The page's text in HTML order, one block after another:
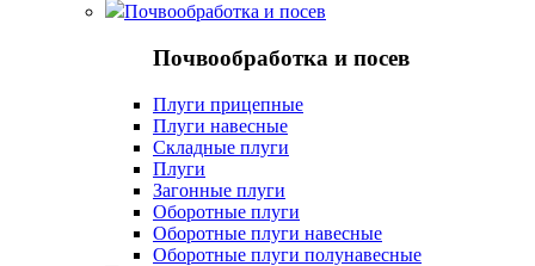
Почвообработка и посев
Почвообработка и посев
Плуги прицепные
Плуги навесные
Складные плуги
Плуги
Загонные плуги
Оборотные плуги
Оборотные плуги навесные
Оборотные плуги полунавесные